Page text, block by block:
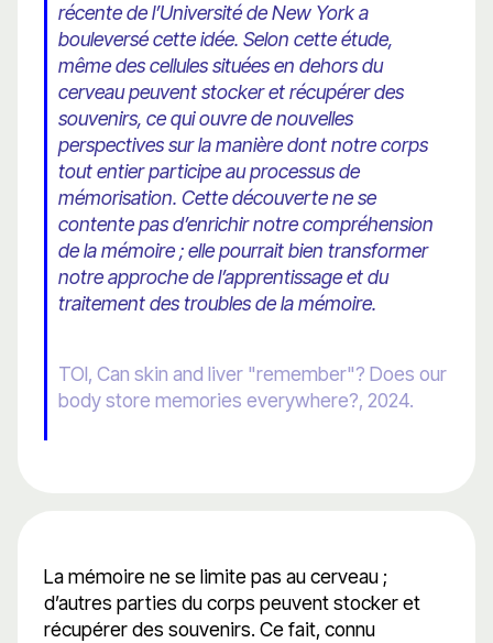
récente de l’Université de New York a
bouleversé cette idée. Selon cette étude,
même des cellules situées en dehors du
cerveau peuvent stocker et récupérer des
souvenirs, ce qui ouvre de nouvelles
perspectives sur la manière dont notre corps
tout entier participe au processus de
mémorisation. Cette découverte ne se
contente pas d’enrichir notre compréhension
de la mémoire ; elle pourrait bien transformer
notre approche de l’apprentissage et du
traitement des troubles de la mémoire.
TOI, Can skin and liver "remember"? Does our
body store memories everywhere?, 2024.
La mémoire ne se limite pas au cerveau ;
d’autres parties du corps peuvent stocker et
récupérer des souvenirs. Ce fait, connu